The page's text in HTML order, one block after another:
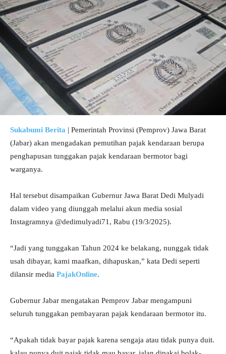
Sukabumi Berita | Pemerintah Provinsi (Pemprov) Jawa Barat
(Jabar) akan mengadakan pemutihan pajak kendaraan berupa
penghapusan tunggakan pajak kendaraan bermotor bagi
warganya.
Hal tersebut disampaikan Gubernur Jawa Barat Dedi Mulyadi
dalam video yang diunggah melalui akun media sosial
Instagramnya @dedimulyadi71, Rabu (19/3/2025).
“Jadi yang tunggakan Tahun 2024 ke belakang, nunggak tidak
usah dibayar, kami maafkan, dihapuskan,” kata Dedi seperti
dilansir media PajakOnline.
Gubernur Jabar mengatakan Pemprov Jabar mengampuni
seluruh tunggakan pembayaran pajak kendaraan bermotor itu.
“Apakah tidak bayar pajak karena sengaja atau tidak punya duit.